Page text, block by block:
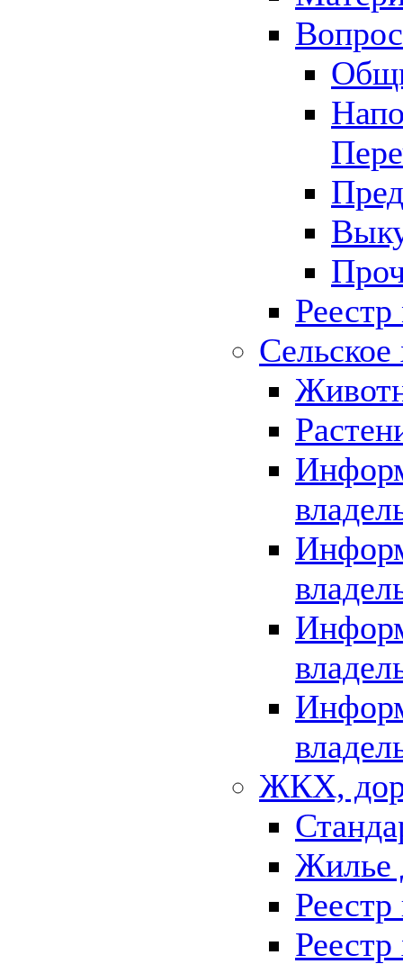
Сельское
ЖКХ,
Жилье